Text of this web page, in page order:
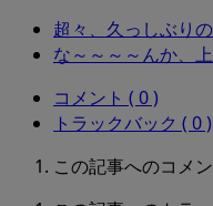
超々、久っしぶり
な～～～～んか、
コメント ( 0 )
トラックバック ( 0 )
この記事へのコメ